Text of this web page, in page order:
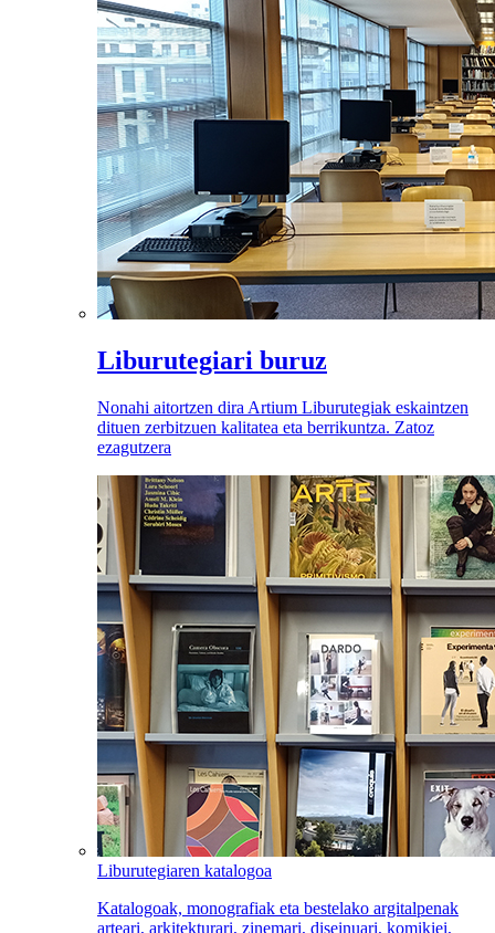
Liburutegiari buruz
Nonahi aitortzen dira Artium Liburutegiak eskaintzen
dituen zerbitzuen kalitatea eta berrikuntza. Zatoz
ezagutzera
Liburutegiaren katalogoa
Katalogoak, monografiak eta bestelako argitalpenak
arteari, arkitekturari, zinemari, diseinuari, komikiei,